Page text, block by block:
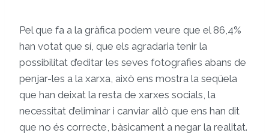
Pel que fa a la gràfica podem veure que el 86,4%
han votat que sí, que els agradaria tenir la
possibilitat d’editar les seves fotografies abans de
penjar-les a la xarxa, això ens mostra la seqüela
que han deixat la resta de xarxes socials, la
necessitat d’eliminar i canviar allò que ens han dit
que no és correcte, bàsicament a negar la realitat.